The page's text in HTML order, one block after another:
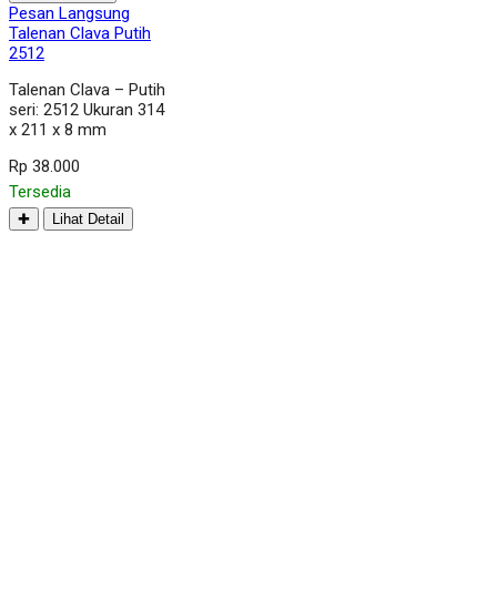
Pesan Langsung
Talenan Clava Putih
2512
Talenan Clava – Putih
seri: 2512 Ukuran 314
x 211 x 8 mm
Rp 38.000
Tersedia
✚ Lihat Detail